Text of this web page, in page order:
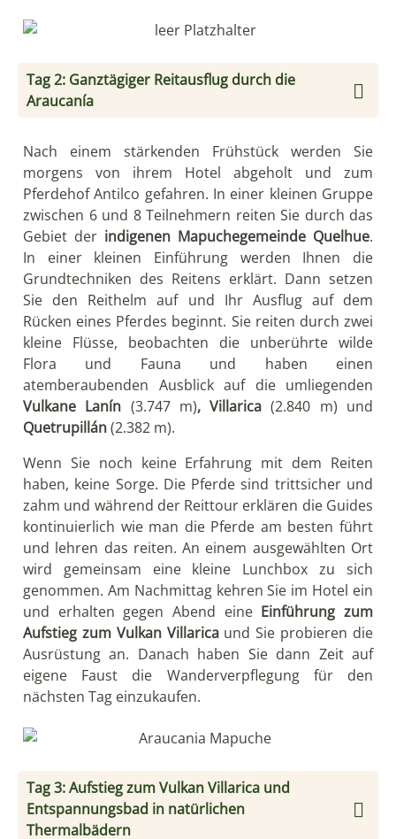
Tag 2: Ganztägiger Reitausflug durch die
Araucanía
Nach einem stärkenden Frühstück werden Sie
morgens von ihrem Hotel abgeholt und zum
Pferdehof Antilco gefahren. In einer kleinen Gruppe
zwischen 6 und 8 Teilnehmern reiten Sie durch das
Gebiet der indigenen Mapuchegemeinde Quelhue.
In einer kleinen Einführung werden Ihnen die
Grundtechniken des Reitens erklärt. Dann setzen
Sie den Reithelm auf und Ihr Ausflug auf dem
Rücken eines Pferdes beginnt. Sie reiten durch zwei
kleine Flüsse, beobachten die unberührte wilde
Flora und Fauna und haben einen
atemberaubenden Ausblick auf die umliegenden
Vulkane Lanín (3.747 m), Villarica (2.840 m) und
Quetrupillán(2.382 m).
Wenn Sie noch keine Erfahrung mit dem Reiten
haben, keine Sorge. Die Pferde sind trittsicher und
zahm und während der Reittour erklären die Guides
kontinuierlich wie man die Pferde am besten führt
und lehren das reiten. An einem ausgewählten Ort
wird gemeinsam eine kleine Lunchbox zu sich
genommen. Am Nachmittag kehren Sie im Hotel ein
und erhalten gegen Abend eine Einführung zum
Aufstieg zum Vulkan Villaricaund Sie probieren die
Ausrüstung an. Danach haben Sie dann Zeit auf
eigene Faust die Wanderverpflegung für den
nächsten Tag einzukaufen.
Tag 3: Aufstieg zum Vulkan Villarica und
Entspannungsbad in natürlichen
Thermalbädern